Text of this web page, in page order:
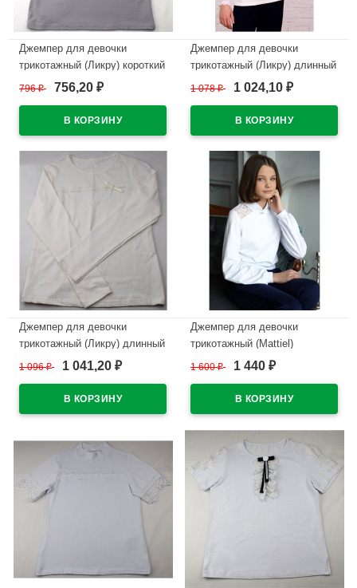
Джемпер для девочки
трикотажный (Ликру) короткий
рукав цвет серый арт.7052
32/128-36/140
796₽ 756,20 ₽
Джемпер для девочки
трикотажный (Ликру) длинный
рукав цвет экрю арт.0066
1 078₽ 1 024,10 ₽
Джемпер для девочки
трикотажный (Ликру) длинный
рукав цвет экрю арт.0217
32/128-42/164
1 096₽ 1 041,20 ₽
Джемпер для девочки
трикотажный (Mattiel)
короткий рукав цвет белый
34/134-44/164
1 600₽ 1 440 ₽